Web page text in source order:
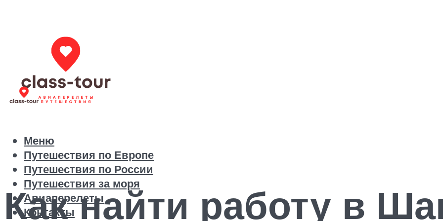
Путешествия по Европе
Путешествия по России
Путешествия за моря
Авиаперелеты
Контакты
Меню
Как найти работу в